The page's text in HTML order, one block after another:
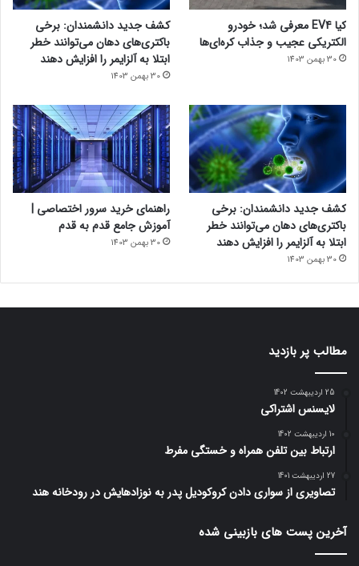
کیا EV4 معرفی شد؛ خودرو
الکتریکی عجیب و جذاب کره‌ای‌ها
30 بهمن 1403
کشف جدید دانشمندان: برخی
باکتری‌های دهان می‌توانند خطر
ابتلا به آلزایمر را افزایش دهند
30 بهمن 1403
کشف جدید دانشمندان: برخی
باکتری‌های دهان می‌توانند خطر
ابتلا به آلزایمر را افزایش دهند
30 بهمن 1403
راهنمای خرید سرور اختصاصی |
آموزش جامع قدم به قدم
30 بهمن 1403
مطالب پر بازدید
25 اردیبهشت 1402
لایسنس اشتراکی
10 اردیبهشت 1402
ارتباط بین تلفن همراه و خستگی مفرط
27 اردیبهشت 1401
تصاویری از سواری دادن کروکودیل پدر به نوزادهایش در رودخانه هند
آخرین پست های بازبینی شده